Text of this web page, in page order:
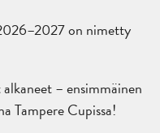
on nimetty
– ensimmäinen
Tampere Cupissa!